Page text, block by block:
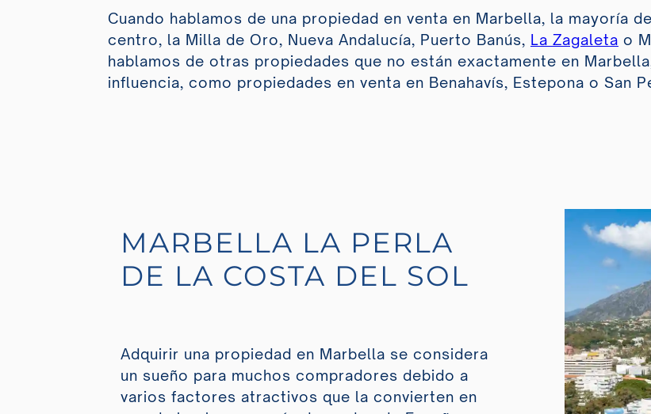
Cuando hablamos de una propiedad en venta en Marbella, la mayoría
centro, la Milla de Oro, Nueva Andalucía, Puerto Banús, La Zagaleta o
hablamos de otras propiedades que no están exactamente en
influencia, como propiedades en venta en Benahavís, Estepona o San
MARBELLA LA PERLA
DE LA COSTA DEL SOL
Adquirir una propiedad en Marbella se considera
un sueño para muchos compradores debido a
varios factores atractivos que la convierten en